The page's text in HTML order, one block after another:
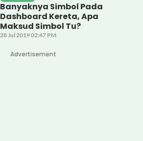
Banyaknya Simbol Pada
Dashboard Kereta, Apa
Maksud Simbol Tu?
28 Jul 2019 02:47 PM
Advertisement